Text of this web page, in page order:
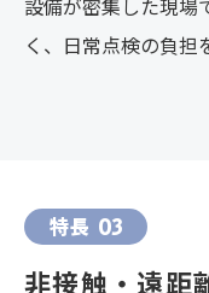
設備が密集した現場
く、日常点検の負担
特長 03
非接触・遠距